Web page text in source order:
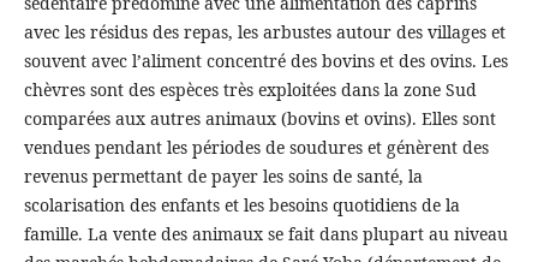
avec les résidus des repas, les arbustes autour des villages et
souvent avec l’aliment concentré des bovins et des ovins. Les
chèvres sont des espèces très exploitées dans la zone Sud
comparées aux autres animaux (bovins et ovins). Elles sont
vendues pendant les périodes de soudures et génèrent des
revenus permettant de payer les soins de santé, la
scolarisation des enfants et les besoins quotidiens de la
famille. La vente des animaux se fait dans plupart au niveau